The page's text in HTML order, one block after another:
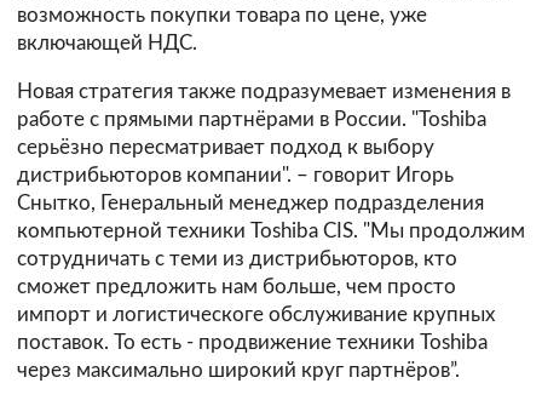
возможность покупки товара по цене, уже
включающей НДС.
Новая стратегия также подразумевает изменения в
работе с прямыми партнёрами в России. "Toshiba
серьёзно пересматривает подход к выбору
дистрибьюторов компании". – говорит Игорь
Снытко, Генеральный менеджер подразделения
компьютерной техники Toshiba CIS. "Мы продолжим
сотрудничать с теми из дистрибьюторов, кто
сможет предложить нам больше, чем просто
импорт и логистическоге обслуживание крупных
поставок. То есть - продвижение техники Toshiba
через максимально широкий круг партнёров”.